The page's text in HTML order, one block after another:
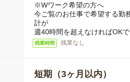
※Wワーク希望の方へ
今ご覧のお仕事で希望する勤
計が
週40時間を超えなければOKで
残業時間 残業なし
短期（3ヶ月以内）